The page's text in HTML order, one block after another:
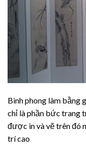
Bình phong làm bằng
chỉ là phần bức trang
được in và vẽ trên đó
trí cao